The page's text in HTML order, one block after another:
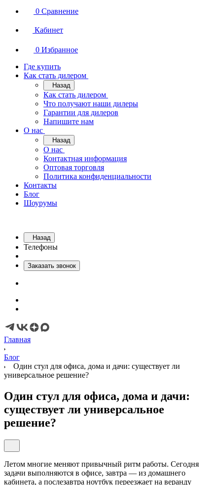
0 Сравнение
Кабинет
0 Избранное
Где купить
Как стать дилером
Назад
Как стать дилером
Что получают наши дилеры
Гарантии для дилеров
Напишите нам
О нас
Назад
О нас
Контактная информация
Оптовая торговля
Политика конфиденциальности
Контакты
Блог
Шоурумы
Назад
Телефоны
Заказать звонок
Главная
Блог
Один стул для офиса, дома и дачи: существует ли
универсальное решение?
Один стул для офиса, дома и дачи:
существует ли универсальное
решение?
Летом многие меняют привычный ритм работы. Сегодня
задачи выполняются в офисе, завтра — из домашнего
кабинета, а послезавтра ноутбук переезжает на веранду